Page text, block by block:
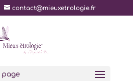
contact@mieuxetrologie.fr